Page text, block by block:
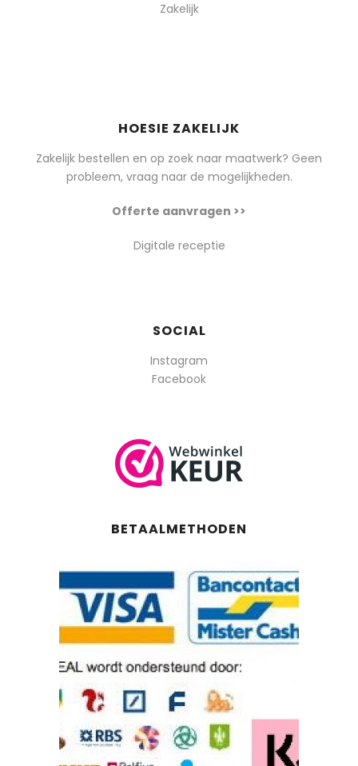
Zakelijk
HOESIE ZAKELIJK
Zakelijk bestellen en op zoek naar maatwerk? Geen
probleem, vraag naar de mogelijkheden.
Offerte aanvragen >>
Digitale receptie
SOCIAL
Instagram
Facebook
BETAALMETHODEN